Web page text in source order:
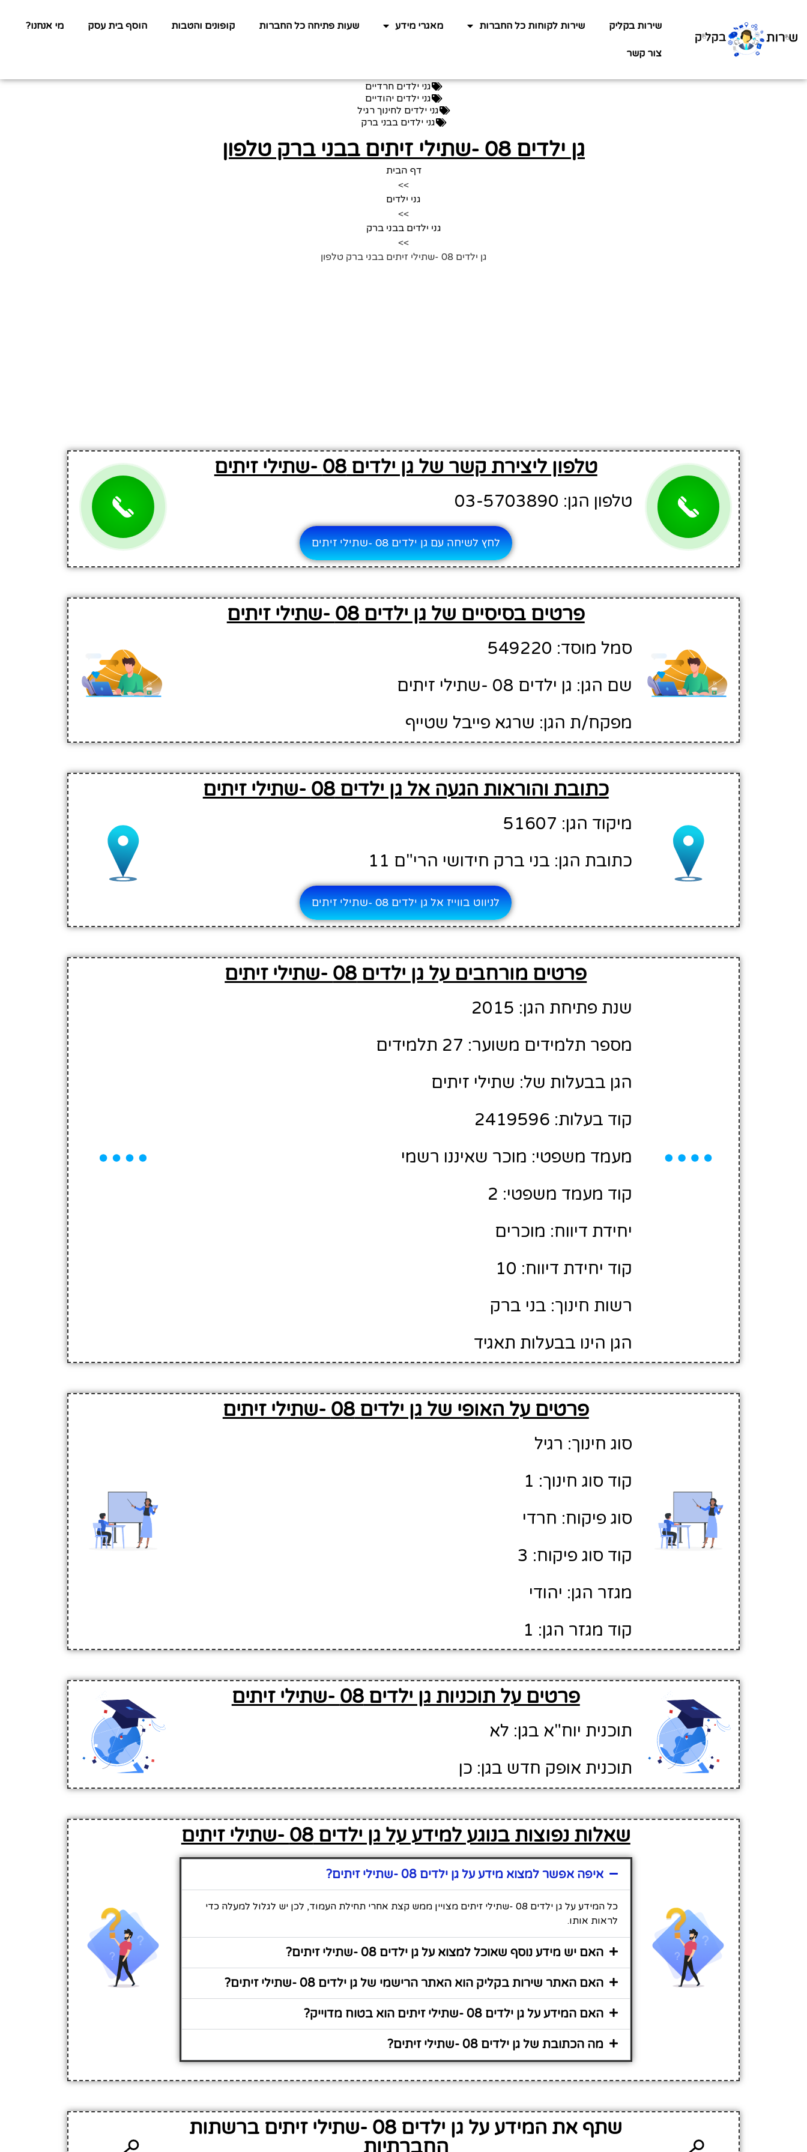
שירות בקליק שירות לקוחות כל החברות מאגרי מידע שעות פתיחה כל החברות קופונים והטבות הוסף בית עסק מי אנחנו?
צור קשר
גני ילדים חרדיים
גני ילדים יהודיים
גני ילדים לחינוך רגיל
גני ילדים בבני ברק
גן ילדים 08 -שתילי זיתים בבני ברק טלפון
דף הבית
>>
גני ילדים
>>
גני ילדים בבני ברק
>>
גן ילדים 08 -שתילי זיתים בבני ברק טלפון
טלפון ליצירת קשר של גן ילדים 08 -שתילי זיתים
טלפון הגן: 03-5703890
לחץ לשיחה עם גן ילדים 08 -שתילי זיתים
פרטים בסיסיים של גן ילדים 08 -שתילי זיתים
סמל מוסד: 549220
שם הגן: גן ילדים 08 -שתילי זיתים
מפקח/ת הגן: שרגא פייבל שטייף
כתובת והוראות הגעה אל גן ילדים 08 -שתילי זיתים
מיקוד הגן: 51607
כתובת הגן: בני ברק חידושי הרי"ם 11
לניווט בווייז אל גן ילדים 08 -שתילי זיתים
פרטים מורחבים על גן ילדים 08 -שתילי זיתים
שנת פתיחת הגן: 2015
מספר תלמידים משוער: 27 תלמידים
הגן בבעלות של: שתילי זיתים
קוד בעלות: 2419596
מעמד משפטי: מוכר שאיננו רשמי
קוד מעמד משפטי: 2
יחידת דיווח: מוכרים
קוד יחידת דיווח: 10
רשות חינוך: בני ברק
הגן הינו בבעלות תאגיד
פרטים על האופי של גן ילדים 08 -שתילי זיתים
סוג חינוך: רגיל
קוד סוג חינוך: 1
סוג פיקוח: חרדי
קוד סוג פיקוח: 3
מגזר הגן: יהודי
קוד מגזר הגן: 1
פרטים על תוכניות גן ילדים 08 -שתילי זיתים
תוכנית יוח"א בגן: לא
תוכנית אופק חדש בגן: כן
שאלות נפוצות בנוגע למידע על גן ילדים 08 -שתילי זיתים
איפה אפשר למצוא מידע על גן ילדים 08 -שתילי זיתים?
כל המידע על גן ילדים 08 -שתילי זיתים מצויין ממש קצת אחרי תחילת העמוד, לכן יש לגלול למעלה כדי
לראות אותו.
האם יש מידע נוסף שאוכל למצוא על גן ילדים 08 -שתילי זיתים?
האם האתר שירות בקליק הוא האתר הרישמי של גן ילדים 08 -שתילי זיתים?
האם המידע על גן ילדים 08 -שתילי זיתים הוא בטוח מדוייק?
מה הכתובת של גן ילדים 08 -שתילי זיתים?
שתף את המידע על גן ילדים 08 -שתילי זיתים ברשתות
החברתיות